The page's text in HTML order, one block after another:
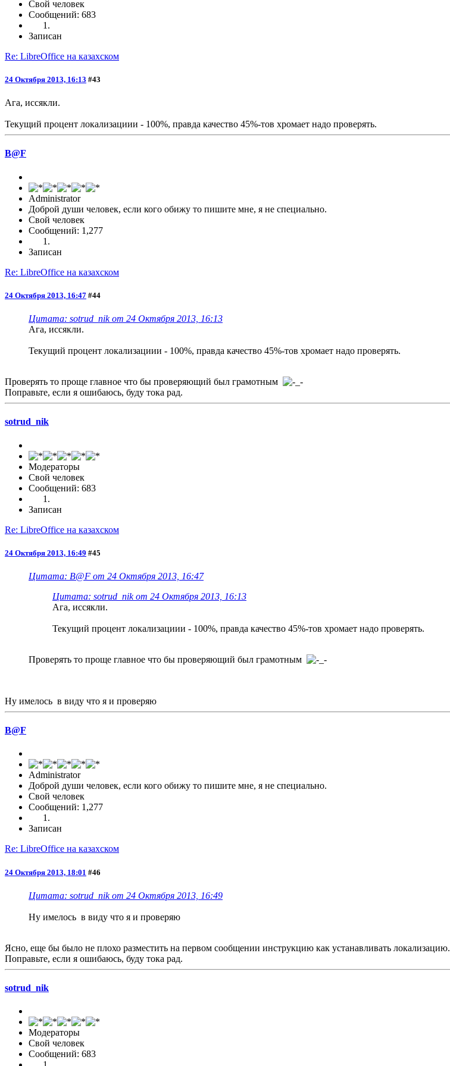
Свой человек
Сообщений: 683
Записан
Re: LibreOffice на казахском
24 Октября 2013, 16:13 #43
Ага, иссякли.
Текущий процент локализациии - 100%, правда качество 45%-тов хромает надо проверять.
B@F
Administrator
Доброй души человек, если кого обижу то пишите мне, я не специально.
Свой человек
Сообщений: 1,277
Записан
Re: LibreOffice на казахском
24 Октября 2013, 16:47 #44
Цитата: sotrud_nik от 24 Октября 2013, 16:13
Ага, иссякли.
Текущий процент локализациии - 100%, правда качество 45%-тов хромает надо проверять.
Проверять то проще главное что бы проверяющий был грамотным
Поправьте, если я ошибаюсь, буду тока рад.
sotrud_nik
Модераторы
Свой человек
Сообщений: 683
Записан
Re: LibreOffice на казахском
24 Октября 2013, 16:49 #45
Цитата: B@F от 24 Октября 2013, 16:47
Цитата: sotrud_nik от 24 Октября 2013, 16:13
Ага, иссякли.
Текущий процент локализациии - 100%, правда качество 45%-тов хромает надо проверять.
Проверять то проще главное что бы проверяющий был грамотным
Ну имелось в виду что я и проверяю
B@F
Administrator
Доброй души человек, если кого обижу то пишите мне, я не специально.
Свой человек
Сообщений: 1,277
Записан
Re: LibreOffice на казахском
24 Октября 2013, 18:01 #46
Цитата: sotrud_nik от 24 Октября 2013, 16:49
Ну имелось в виду что я и проверяю
Ясно, еще бы было не плохо разместить на первом сообщении инструкцию как устанавливать локализацию.
Поправьте, если я ошибаюсь, буду тока рад.
sotrud_nik
Модераторы
Свой человек
Сообщений: 683